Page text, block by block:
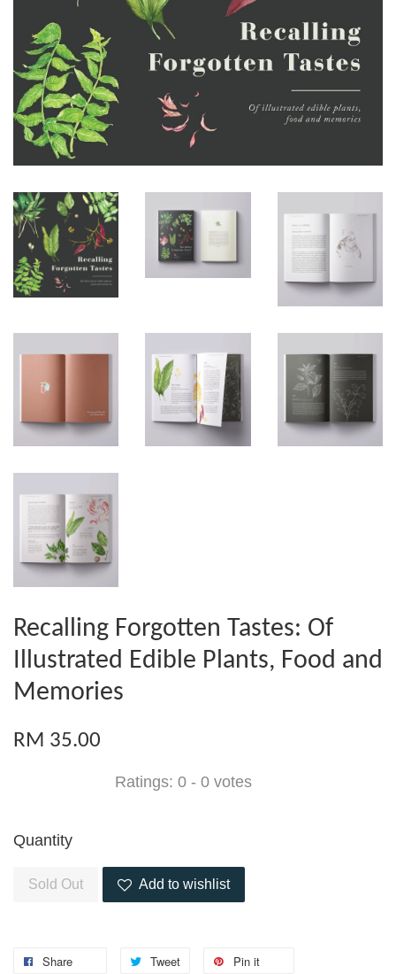
Recalling Forgotten Tastes: Of
Illustrated Edible Plants, Food and
Memories
RM 35.00
Ratings: 0 - 0 votes
Quantity
Sold Out Add to wishlist
Share Tweet Pin it